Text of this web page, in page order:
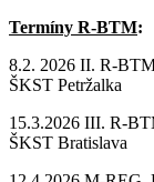
Termíny R-BTM:
8.2. 2026 II. R-
ŠKST Petržalka
15.3.2026 III. R-
ŠKST Bratislava